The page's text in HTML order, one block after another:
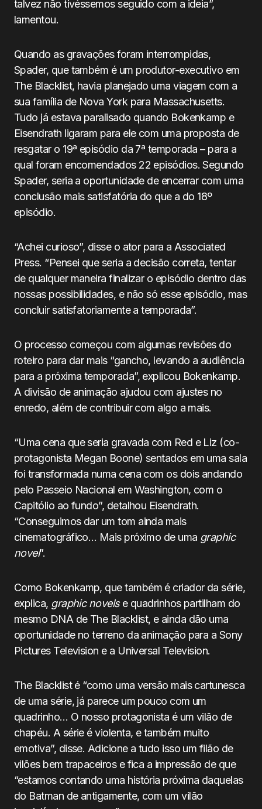
talvez não tivéssemos seguido com a ideia”,
lamentou.
Quando as gravações foram interrompidas,
Spader, que também é um produtor-executivo em
The Blacklist, havia planejado uma viagem com a
sua família de Nova York para Massachusetts.
Tudo já estava paralisado quando Bokenkamp e
Eisendrath ligaram para ele com uma proposta de
resgatar o 19ª episódio da 7ª temporada – para a
qual foram encomendados 22 episódios. Segundo
Spader, seria a oportunidade de encerrar com uma
conclusão mais satisfatória do que a do 18º
episódio.
“Achei curioso”, disse o ator para a Associated
Press. “Pensei que seria a decisão correta, tentar
de qualquer maneira finalizar o episódio dentro das
nossas possibilidades, e não só esse episódio, mas
concluir satisfatoriamente a temporada”.
O processo começou com algumas revisões do
roteiro para dar mais “gancho, levando a audiência
para a próxima temporada”, explicou Bokenkamp.
A divisão de animação ajudou com ajustes no
enredo, além de contribuir com algo a mais.
“Uma cena que seria gravada com Red e Liz (co-
protagonista Megan Boone) sentados em uma sala
foi transformada numa cena com os dois andando
pelo Passeio Nacional em Washington, com o
Capitólio ao fundo”, detalhou Eisendrath.
“Conseguimos dar um tom ainda mais
cinematográfico… Mais próximo de uma graphic
novel”.
Como Bokenkamp, que também é criador da série,
explica, graphic novelse quadrinhos partilham do
mesmo DNA de The Blacklist, e ainda dão uma
oportunidade no terreno da animação para a Sony
Pictures Television e a Universal Television.
The Blacklist é “como uma versão mais cartunesca
de uma série, já parece um pouco com um
quadrinho… O nosso protagonista é um vilão de
chapéu. A série é violenta, e também muito
emotiva”, disse. Adicione a tudo isso um filão de
vilões bem trapaceiros e fica a impressão de que
“estamos contando uma história próxima daquelas
do Batman de antigamente, com um vilão